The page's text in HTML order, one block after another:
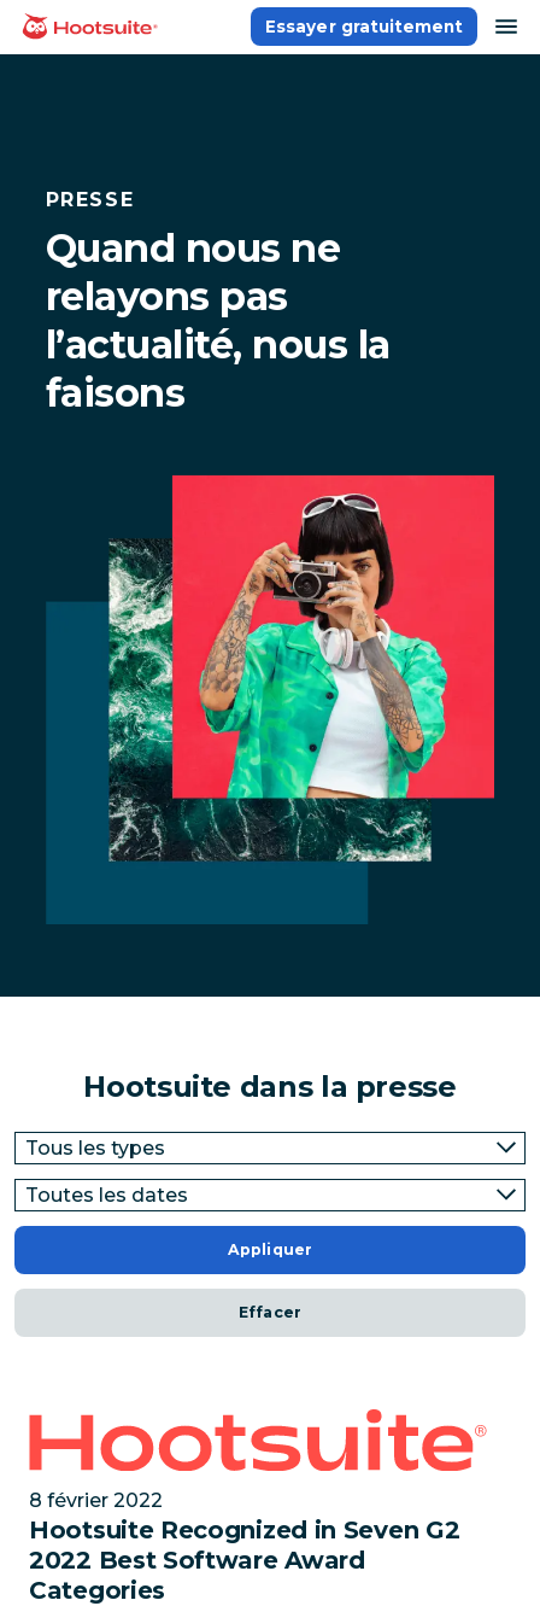
Aller
Accueil
Essayer gratuitement
PRESSE
Quand nous ne
relayons pas
l’actualité, nous la
faisons
Hootsuite dans la presse
Appliquer
Effacer
Hootsuite Recognized in Seven G2 2022 Best
8 février 2022
Hootsuite Recognized in Seven G2
2022 Best Software Award
Categories